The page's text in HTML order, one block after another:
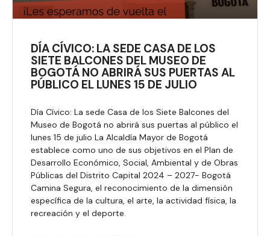
DÍA CÍVICO: LA SEDE CASA DE LOS
SIETE BALCONES DEL MUSEO DE
BOGOTÁ NO ABRIRÁ SUS PUERTAS AL
PÚBLICO EL LUNES 15 DE JULIO
Día Cívico: La sede Casa de los Siete Balcones del
Museo de Bogotá no abrirá sus puertas al público el
lunes 15 de julio La Alcaldía Mayor de Bogotá
establece como uno de sus objetivos en el Plan de
Desarrollo Económico, Social, Ambiental y de Obras
Públicas del Distrito Capital 2024 – 2027- Bogotá
Camina Segura, el reconocimiento de la dimensión
específica de la cultura, el arte, la actividad física, la
recreación y el deporte.